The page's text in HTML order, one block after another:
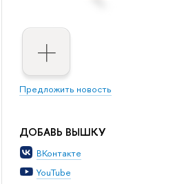
Предложить новость
ДОБАВЬ ВЫШКУ
ВКонтакте
YouTube